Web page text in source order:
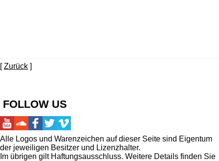
[Zurück ]
FOLLOW US
Alle Logos und Warenzeichen auf dieser Seite sind Eigentum
der jeweiligen Besitzer und Lizenzhalter.
Im übrigen gilt Haftungsausschluss. Weitere Details finden Sie